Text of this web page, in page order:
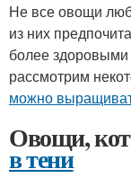
Не все овощи
из них
более здоровыми
рассмотрим
можно
Овощи,
в тени